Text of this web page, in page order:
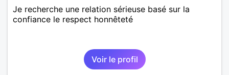
Je recherche une relation sérieuse basé sur la
confiance le respect honnêteté
Voir le profil